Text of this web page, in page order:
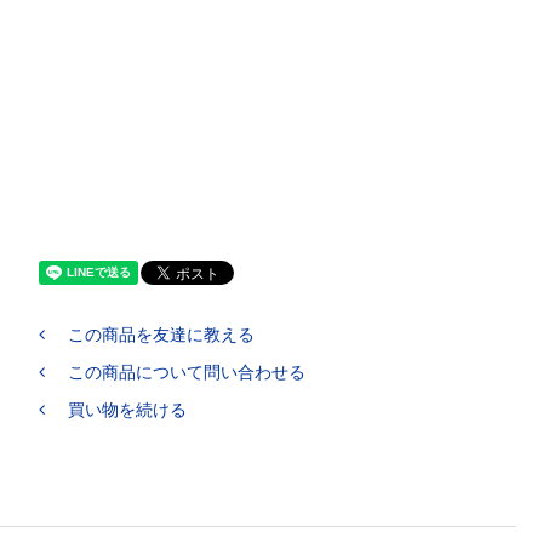
この商品を友達に教える
この商品について問い合わせる
買い物を続ける